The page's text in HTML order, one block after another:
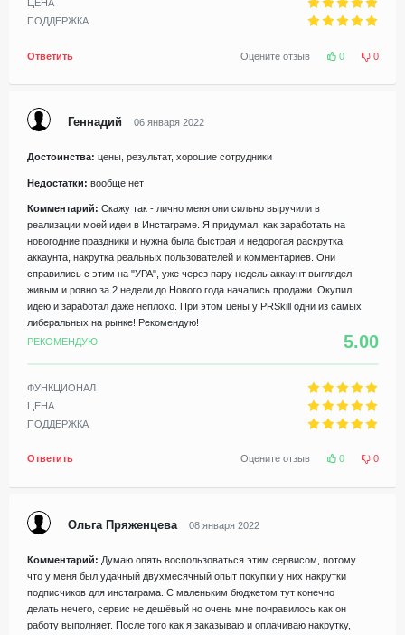
ЦЕНА
ПОДДЕРЖКА
Ответить Оцените отзыв 0 0
Геннадий 06 января 2022
Достоинства: цены, результат, хорошие сотрудники
Недостатки: вообще нет
Комментарий: Скажу так - лично меня они сильно выручили в
реализации моей идеи в Инстаграме. Я придумал, как заработать на
новогодние праздники и нужна была быстрая и недорогая раскрутка
аккаунта, накрутка реальных пользователей и комментариев. Они
справились с этим на "УРА", уже через пару недель аккаунт выглядел
живым и ровно за 2 недели до Нового года начались продажи. Окупил
идею и заработал даже неплохо. При этом цены у PRSkill одни из самых
либеральных на рынке! Рекомендую!
РЕКОМЕНДУЮ
5.00
ФУНКЦИОНАЛ
ЦЕНА
ПОДДЕРЖКА
Ответить Оцените отзыв 0 0
Ольга Пряженцева 08 января 2022
Комментарий: Думаю опять воспользоваться этим сервисом, потому
что у меня был удачный двухмесячный опыт покупки у них накрутки
подписчиков для инстаграма. С маленьким бюджетом тут конечно
делать нечего, сервис не дешёвый но очень мне понравилось как он
работу выполняет. После того как я заказываю и оплачиваю накрутку,